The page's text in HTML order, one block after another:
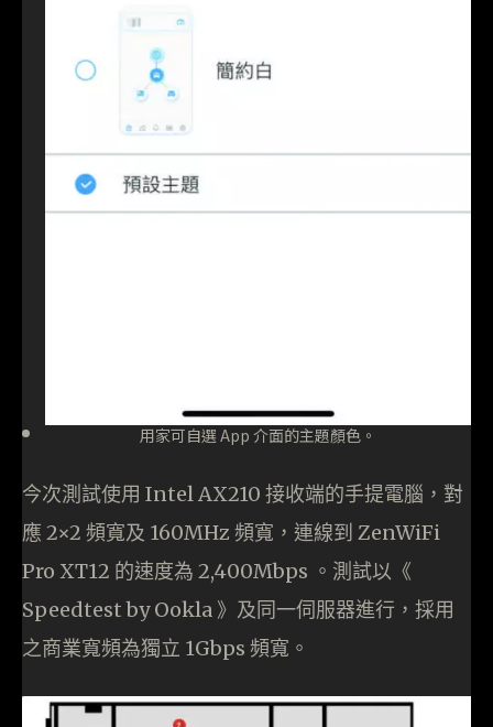
用家可自選 App 介面的主題顏色。
今次測試使用 Intel AX210 接收端的手提電腦，對
應 2×2 頻寬及 160MHz 頻寬，連線到 ZenWiFi
Pro XT12 的速度為 2,400Mbps 。測試以《
Speedtest by Ookla 》及同一伺服器進行，採用
之商業寬頻為獨立 1Gbps 頻寬。